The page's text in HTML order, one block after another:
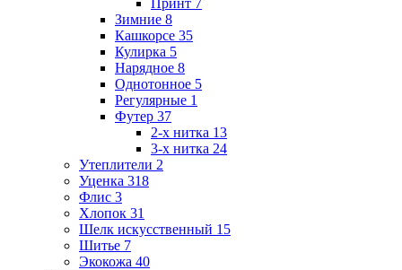
Зимние 8
Кашкорсе 35
Кулирка 5
Нарядное 8
Однотонное 5
Регулярные 1
Футер 37
2-х нитка 13
3-х нитка 24
Утеплители 2
Уценка 318
Флис 3
Хлопок 31
Шелк искусственный 15
Шитье 7
Экокожа 40